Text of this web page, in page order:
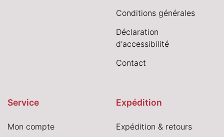
Conditions générales
Déclaration
d'accessibilité
Contact
Service
Mon compte
Expédition
Expédition & retours